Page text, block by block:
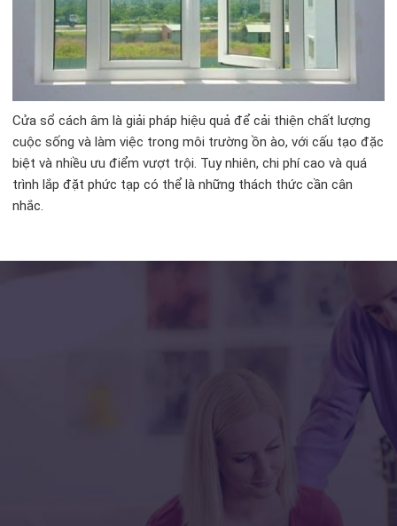
Cửa sổ cách âm là giải pháp hiệu quả để cải thiện chất lượng
cuộc sống và làm việc trong môi trường ồn ào, với cấu tạo đặc
biệt và nhiều ưu điểm vượt trội. Tuy nhiên, chi phí cao và quá
trình lắp đặt phức tạp có thể là những thách thức cần cân
nhắc.